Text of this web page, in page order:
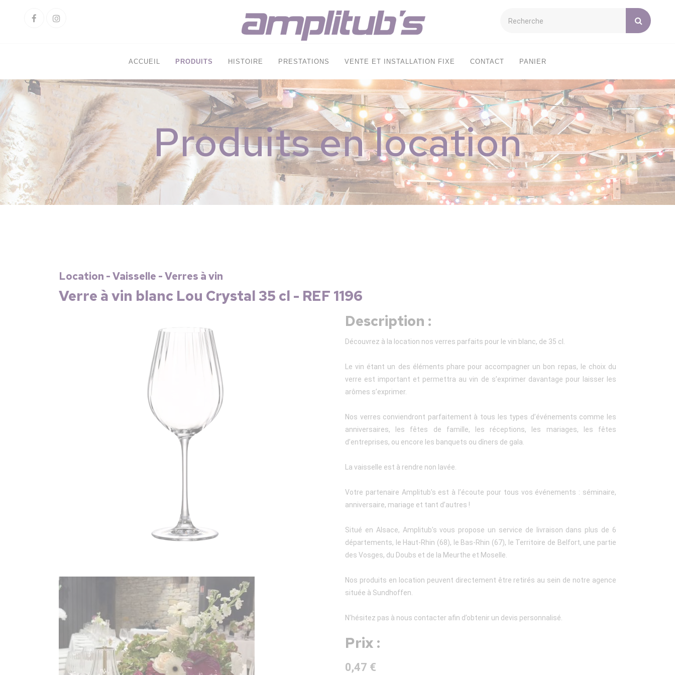
FacebookInstagram
ACCUEIL PRODUITS HISTOIRE PRESTATIONS VENTE ET INSTALLATION FIXE CONTACT PANIER
Produits en location
Location - Vaisselle - Verres à vin
Verre à vin blanc Lou Crystal 35 cl - REF 1196
Description :
Découvrez à la location nos verres parfaits pour le vin blanc, de 35 cl.
Le vin étant un des éléments phare pour accompagner un bon repas, le choix du
verre est important et permettra au vin de s’exprimer davantage pour laisser les
arômes s’exprimer.
Nos verres conviendront parfaitement à tous les types d’événements comme les
anniversaires, les fêtes de famille, les réceptions, les mariages, les fêtes
d’entreprises, ou encore les banquets ou dîners de gala.
La vaisselle est à rendre non lavée.
Votre partenaire Amplitub’s est à l’écoute pour tous vos événements : séminaire,
anniversaire, mariage et tant d’autres !
Situé en Alsace, Amplitub’s vous propose un service de livraison dans plus de 6
départements, le Haut-Rhin (68), le Bas-Rhin (67), le Territoire de Belfort, une partie
des Vosges, du Doubs et de la Meurthe et Moselle.
Nos produits en location peuvent directement être retirés au sein de notre agence
située à Sundhoffen.
N’hésitez pas à nous contacter afin d’obtenir un devis personnalisé.
Prix :
0,47 €